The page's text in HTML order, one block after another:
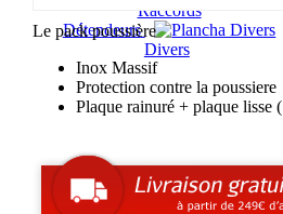
Raccords
Détendeurs
Divers
Le pack poussière
Inox Massif
Protection contre la poussiere
Plaque rainuré + plaque lisse